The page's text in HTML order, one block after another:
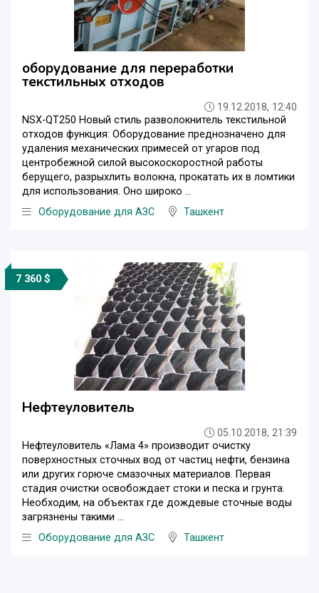
оборудование для переработки
текстильных отходов
19.12.2018, 12:40
NSX-QT250 Новый стиль разволокнитель текстильной
отходов функция: Оборудование преднозначено для
удаления механических примесей от угаров под
центробежной силой высокоскоростной работы
берущего, разрыхлить волокна, прокатать их в ломтики
для использования. Оно широко ...
Оборудование для АЗС
Ташкент
7 360 $
Нефтеуловитель
05.10.2018, 21:39
Нефтеуловитель «Лама 4» производит очистку
поверхностных сточных вод от частиц нефти, бензина
или других горюче смазочных материалов. Первая
стадия очистки освобождает стоки и песка и грунта.
Необходим, на объектах где дождевые сточные воды
загрязнены такими ...
Оборудование для АЗС
Ташкент